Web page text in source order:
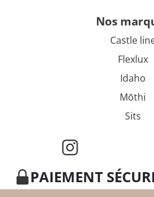
nos
Castle
Flexlux
Idaho
Mōthi
Sits
PAIEMENT